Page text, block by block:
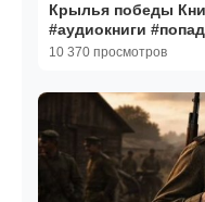
Крылья победы
#аудиокниги
10 370 просмотров